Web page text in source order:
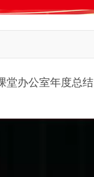
堂办公室年度总结